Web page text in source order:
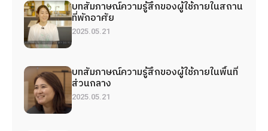
บทสัมภาษณ์ความรู้สึกของผู้ใช้ภายในสถาน
ที่พักอาศัย
2025.05.21
บทสัมภาษณ์ความรู้สึกของผู้ใช้ภายในพื้นที่
ส่วนกลาง
2025.05.21